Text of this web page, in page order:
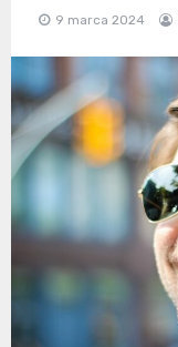
9 marca 2024